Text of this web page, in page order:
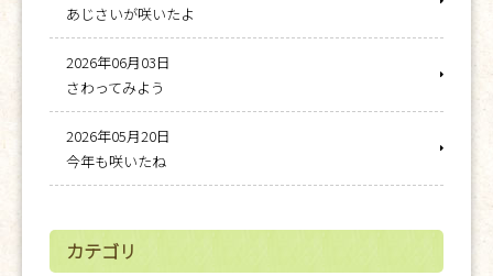
あじさいが咲いたよ
2026年06月03日
さわってみよう
2026年05月20日
今年も咲いたね
カテゴリ